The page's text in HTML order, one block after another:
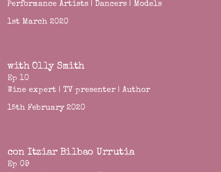
Performance Artists | Dancers | Models
1st March 2020
with Olly Smith
Ep 10
Wine expert | TV presenter | Author
15th February 2020
con Itziar Bilbao Urrutia
Ep 09